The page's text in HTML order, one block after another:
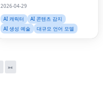
2026-04-29
AI 캐릭터
AI 콘텐츠 감지
AI 생성 예술
대규모 언어 모델
»«